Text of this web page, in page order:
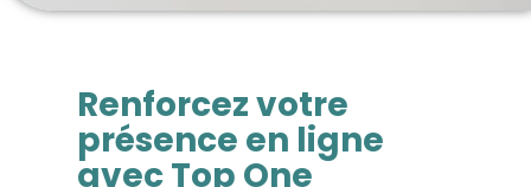
Renforcez votre
présence en ligne
avec Top One